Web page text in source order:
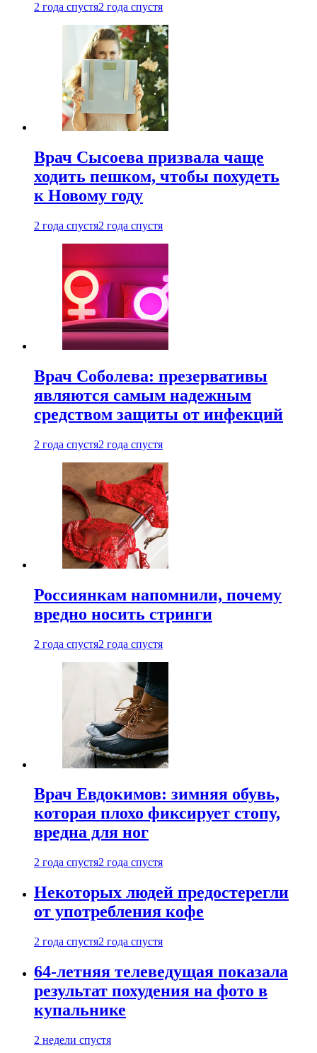
2 года спустя2 года спустя
Врач Сысоева призвала чаще
ходить пешком, чтобы похудеть
к Новому году
2 года спустя2 года спустя
Врач Соболева: презервативы
являются самым надежным
средством защиты от инфекций
2 года спустя2 года спустя
Россиянкам напомнили, почему
вредно носить стринги
2 года спустя2 года спустя
Врач Евдокимов: зимняя обувь,
которая плохо фиксирует стопу,
вредна для ног
2 года спустя2 года спустя
Некоторых людей предостерегли
от употребления кофе
2 года спустя2 года спустя
64-летняя телеведущая показала
результат похудения на фото в
купальнике
2 недели спустя